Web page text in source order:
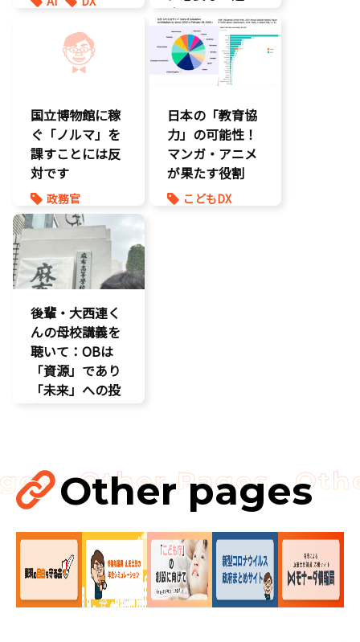
製造業
応』とは
環境部会
国立博物館に稼
ぐ「ノルマ」を
課すことには反
対です
政務官
知的財産
日本の「教育協
力」の可能性！
マンガ・アニメ
が果たす役割
こどもDX
後輩・大西連く
んの母校講義を
聴いて：OBは
「資源」であり
「未来」への投
資だ
講演会Other pages